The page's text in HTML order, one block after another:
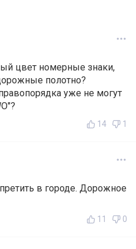
цвет номерные знаки,
полотно?
уже не могут
14 1
в городе. Дорожное
11 0